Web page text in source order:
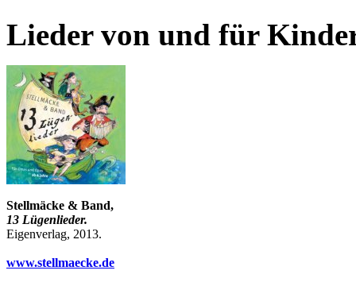
Lieder von und für
Stellmäcke & Band,
13 Lügenlieder.
Eigenverlag, 2013.
www.stellmaecke.de